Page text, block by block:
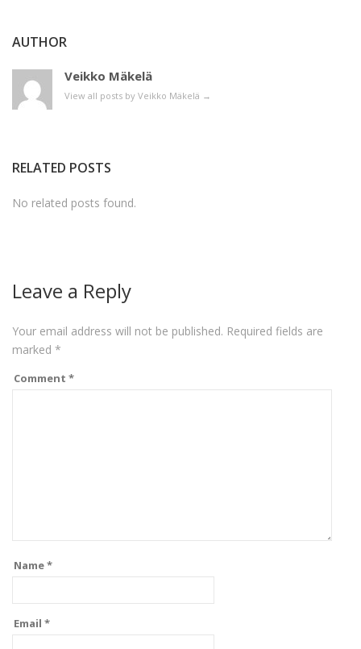
AUTHOR
Veikko Mäkelä
View all posts by Veikko Mäkelä →
RELATED POSTS
No related posts found.
Leave a Reply
Your email address will not be published. Required fields are
marked *
Comment *
Name*
Email *